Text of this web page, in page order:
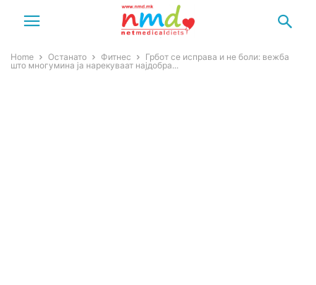
Home Останато Фитнес
Грбот се исправа и не боли: вежба
што многумина ја нарекуваат најдобра...